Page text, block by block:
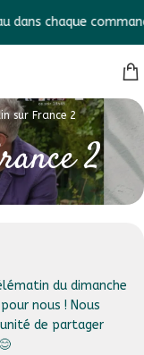
chaque commande !
sur France 2
2
du dimanche
nous ! Nous
de partager